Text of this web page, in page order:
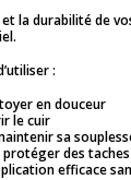
la durabilité de
:
en douceur
le cuir
sa
des
efficace